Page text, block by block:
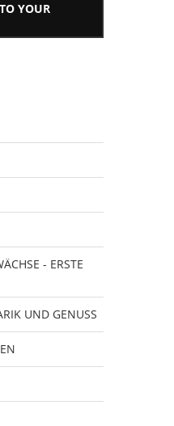
YOUR
- ERSTE
UND GENUSS